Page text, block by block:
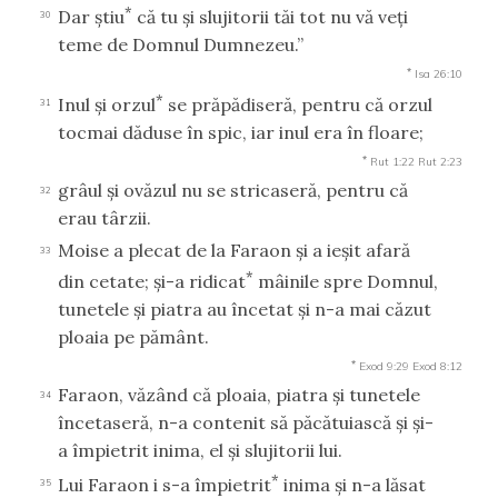
30 Dar ştiu* că tu şi slujitorii tăi tot nu vă veţi
teme de Domnul Dumnezeu.”
* Isa 26:10
31 Inul şi orzul* se prăpădiseră, pentru că orzul
tocmai dăduse în spic, iar inul era în floare;
* Rut 1:22 Rut 2:23
32
grâul şi ovăzul nu se stricaseră, pentru că
erau târzii.
33
Moise a plecat de la Faraon şi a ieşit afară
din cetate; şi-a ridicat* mâinile spre Domnul,
tunetele şi piatra au încetat şi n-a mai căzut
ploaia pe pământ.
* Exod 9:29 Exod 8:12
34
Faraon, văzând că ploaia, piatra şi tunetele
încetaseră, n-a contenit să păcătuiască şi şi-
a împietrit inima, el şi slujitorii lui.
35 Lui Faraon i s-a împietrit* inima şi n-a lăsat